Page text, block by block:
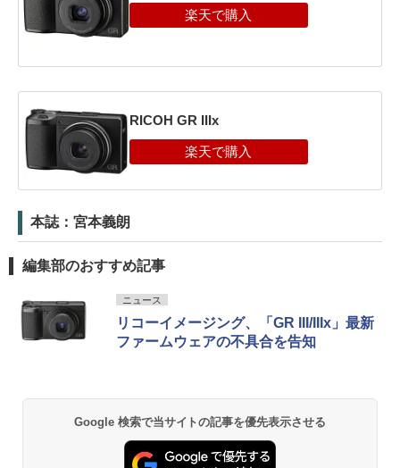
RICOH GR IIIx
本誌：宮本義朗
編集部のおすすめ記事
ニュース
リコーイメージング、「GR III/IIIx」最新
ファームウェアの不具合を告知
Google 検索で当サイトの記事を優先表示させる